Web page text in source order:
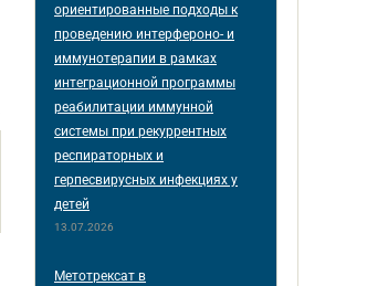
ориентированные подходы к
проведению интерфероно- и
иммунотерапии в рамках
интеграционной программы
реабилитации иммунной
системы при рекуррентных
респираторных и
герпесвирусных инфекциях у
детей
13.07.2026
Метотрексат в